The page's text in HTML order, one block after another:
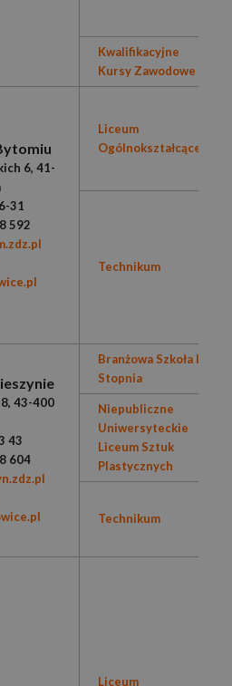
Kwalifikacyjne
Kursy Zawodowe
6, 41-
31
592
Liceum
Ogólnokształcące
Technikum
43-400
43
604
Branżowa Szkoła I
Stopnia
Niepubliczne
Uniwersyteckie
Liceum Sztuk
Plastycznych
Technikum
Liceum